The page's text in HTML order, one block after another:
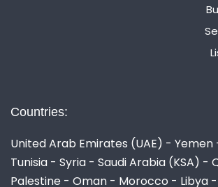
Countries:
United Arab Emirates (UAE) -
Tunisia - Syria - Saudi Arabia (KSA) -
Palestine - Oman - Morocco - Libya